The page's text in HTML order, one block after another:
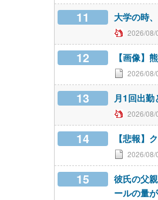
11 大学の時
2026/08/
12 【画像】
2026/08/
13 月1回出
2026/08/
14 【悲報】
2026/08/
15
彼氏の父
ールの量